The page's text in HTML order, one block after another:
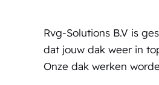
Rvg-Solutions B.V is
dat jouw dak weer in
Onze dak werken